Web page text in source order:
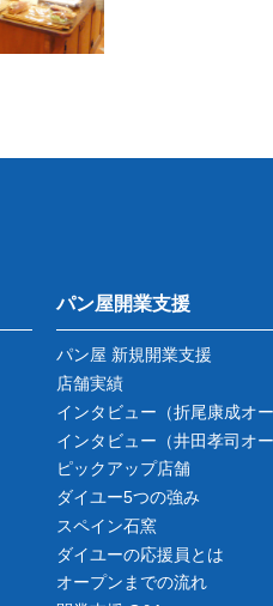
パン屋開業支援
パン屋 新規開業支援
店舗実績
インタビュー （折尾康成オ
インタビュー （井田孝司オ
ピックアップ店舗
ダイユー5つの強み
スペイン石窯
ダイユーの応援員とは
オープンまでの流れ